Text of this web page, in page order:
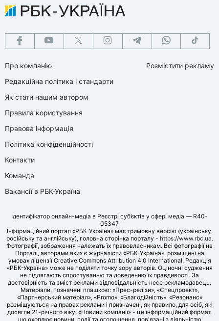
Про компанію
Редакційна політика і стандарти
Як стати нашим автором
Правила користування
Правова інформація
Політика конфіденційності
Контакти
Команда
Вакансії в РБК-Україна
Розмістити рекламу
Ідентифікатор онлайн-медіа в Реєстрі суб’єктів у сфері медіа — R40-
05347
Інформаційний портал «РБК-Україна» має тримовну версію (українську,
російську та англійську), головна сторінка порталу - https://www.rbc.ua.
Фотографії, зображення належать їх правовласникам. Всі фотографії на
Порталі, авторами яких є журналісти «РБК-Україна», розміщені на
умовах ліцензії Creative Commons Attribution 4.0 International. Редакція
«РБК-Україна» може не поділяти точку зору авторів. Оціночні судження
не підлягають спростуванню та доведенню їх правдивості. За
достовірність та зміст реклами відповідальність несе рекламодавець.
Матеріали, позначені плашкою: «Прес-релізи», «Спецпроект»,
«Партнерський матеріал», «Promo», «Благодійність», «Резонанс»
розміщуються на правах реклами і призначені, як правило, для осіб, які
досягли 21-річного віку. «Новини компанії» - це інформаційний формат,
що охоплює новини, події та оголошення, пов'язані з діяльністю